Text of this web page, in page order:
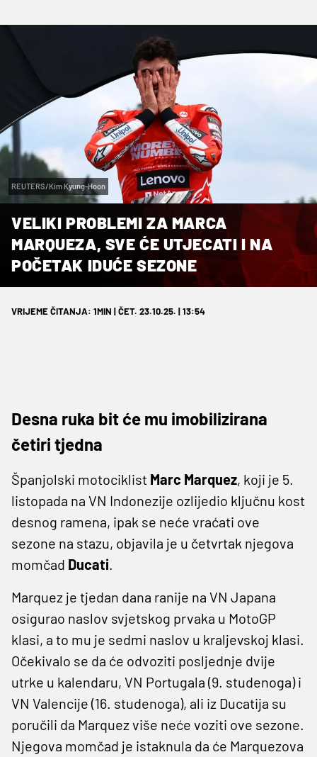
REUTERS/Kim Kyung-Hoon
VELIKI PROBLEMI ZA MARCA
MARQUEZA, SVE ĆE UTJECATI I NA
POČETAK IDUĆE SEZONE
VRIJEME ČITANJA: 1MIN | ČET. 23.10.25. | 13:54
Desna ruka bit će mu imobilizirana
četiri tjedna
Španjolski motociklist Marc Marquez, koji je 5.
listopada na VN Indonezije ozlijedio ključnu kost
desnog ramena, ipak se neće vraćati ove
sezone na stazu, objavila je u četvrtak njegova
momčad Ducati.
Marquez je tjedan dana ranije na VN Japana
osigurao naslov svjetskog prvaka u MotoGP
klasi, a to mu je sedmi naslov u kraljevskoj klasi.
Očekivalo se da će odvoziti posljednje dvije
utrke u kalendaru, VN Portugala (9. studenoga) i
VN Valencije (16. studenoga), ali iz Ducatija su
poručili da Marquez više neće voziti ove sezone.
Njegova momčad je istaknula da će Marquezova